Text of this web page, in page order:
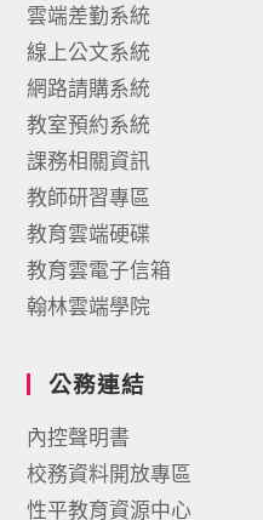
雲端差勤系統
線上公文系統
網路請購系統
教室預約系統
課務相關資訊
教師研習專區
教育雲端硬碟
教育雲電子信箱
翰林雲端學院
公務連結
內控聲明書
校務資料開放專區
性平教育資源中心